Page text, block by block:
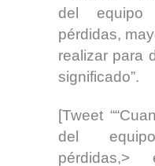
del
pérdidas,
realizar para
significado”.
[Tweet
del